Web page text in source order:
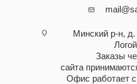
Минский р-н,
Заказы
сайта
Офис работает